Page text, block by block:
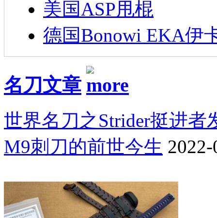
美国ASP甩棍
德国Bonowi EKA伊
名刀文章
世界名刀之Strider挺进者
M9刺刀的前世今生